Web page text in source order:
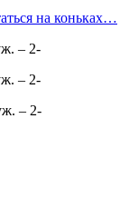
на коньках…
– 2-
– 2-
– 2-